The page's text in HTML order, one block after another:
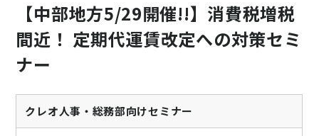
事例
料金
よくある質問
【中部地方5/29開催!!】消費税増税
間近！ 定期代運賃改定への対策セミ
ナー
クレオ人事・総務部向けセミナー